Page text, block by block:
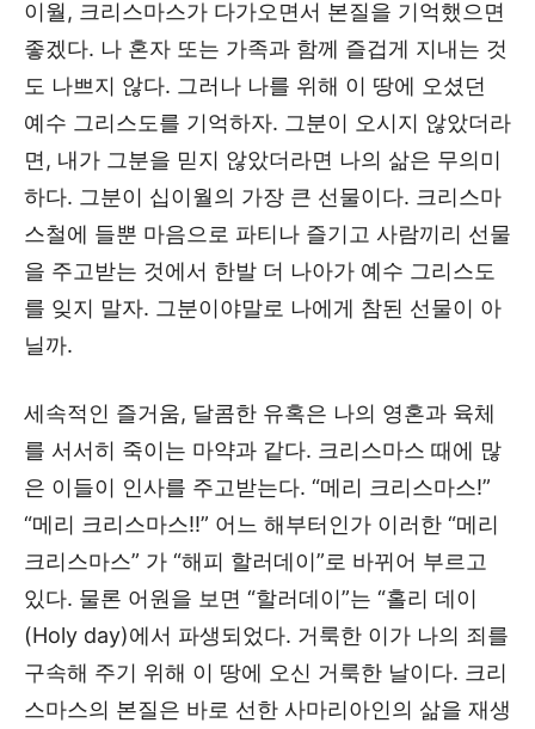
이월, 크리스마스가 다가오면서 본질을 기억했으면
좋겠다. 나 혼자 또는 가족과 함께 즐겁게 지내는 것
도 나쁘지 않다. 그러나 나를 위해 이 땅에 오셨던
예수 그리스도를 기억하자. 그분이 오시지 않았더라
면, 내가 그분을 믿지 않았더라면 나의 삶은 무의미
하다. 그분이 십이월의 가장 큰 선물이다. 크리스마
스철에 들뿐 마음으로 파티나 즐기고 사람끼리 선물
을 주고받는 것에서 한발 더 나아가 예수 그리스도
를 잊지 말자. 그분이야말로 나에게 참된 선물이 아
닐까.
세속적인 즐거움, 달콤한 유혹은 나의 영혼과 육체
를 서서히 죽이는 마약과 같다. 크리스마스 때에 많
은 이들이 인사를 주고받는다. “메리 크리스마스!”
“메리 크리스마스!!” 어느 해부터인가 이러한 “메리
크리스마스” 가 “해피 할러데이”로 바뀌어 부르고
있다. 물론 어원을 보면 “할러데이”는 “홀리 데이
(Holy day)에서 파생되었다. 거룩한 이가 나의 죄를
구속해 주기 위해 이 땅에 오신 거룩한 날이다. 크리
스마스의 본질은 바로 선한 사마리아인의 삶을 재생